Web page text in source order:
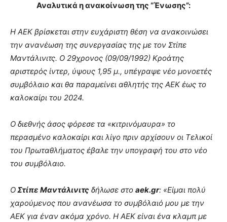
Αναλυτικά η ανακοίνωση της “Ένωσης”:
H AEK βρίσκεται στην ευχάριστη θέση να ανακοινώσει
την ανανέωση της συνεργασίας της με τον Στίπε
Μαντάλινιτς. Ο 29χρονος (09/09/1992) Κροάτης
αριστερός ίντερ, ύψους 1,95 μ., υπέγραψε νέο μονοετές
συμβόλαιο και θα παραμείνει αθλητής της ΑΕΚ έως το
καλοκαίρι του 2024.
Ο διεθνής άσος φόρεσε τα «κιτρινόμαυρα» το
περασμένο καλοκαίρι και λίγο πριν αρχίσουν οι Τελικοί
του Πρωταθλήματος έβαλε την υπογραφή του στο νέο
του συμβόλαιο.
ΟΣτίπε Μαντάλινιτς δήλωσε στο aek.gr: «Είμαι πολύ
χαρούμενος που ανανέωσα το συμβόλαιό μου με την
ΑΕΚ για έναν ακόμα χρόνο. Η ΑΕΚ είναι ένα κλαμπ με